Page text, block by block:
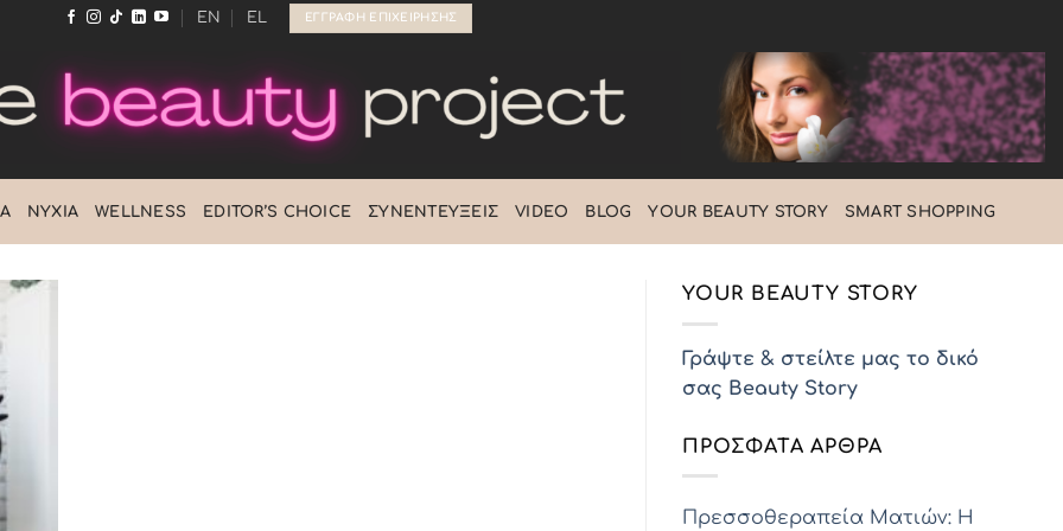
EN EL ΕΓΓΡΑΦΉ ΕΠΙΧΕΊΡΗΣΗΣ
ΝΎΧΙΑ WELLNESS EDITOR’S CHOICE ΣΥΝΕΝΤΕΎΞΕΙΣ VIDEO BLOG ΥOUR BEAUTY STORY SMART SHOPPING
YOUR BEAUTY STORY
Γράψτε & στείλτε μας το δικό
σας Beauty Story
ΠΡΌΣΦΑΤΑ ΆΡΘΡΑ
Πρεσσοθεραπεία Ματιών: Η